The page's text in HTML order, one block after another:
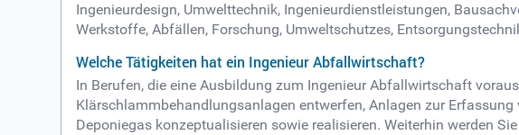
Ingenieurdesign, Umwelttechnik, Ingenieurdienstleistungen,
Werkstoffe, Abfällen, Forschung, Umweltschutzes,
Welche Tätigkeiten hat ein Ingenieur Abfallwirtschaft?
In Berufen, die eine Ausbildung zum Ingenieur Abfallwirtschaft
Klärschlammbehandlungsanlagen entwerfen, Anlagen zur
Deponiegas konzeptualisieren sowie realisieren. Weiterhin werden